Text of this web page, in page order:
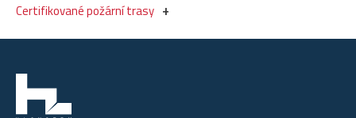
Certifikované požární trasy